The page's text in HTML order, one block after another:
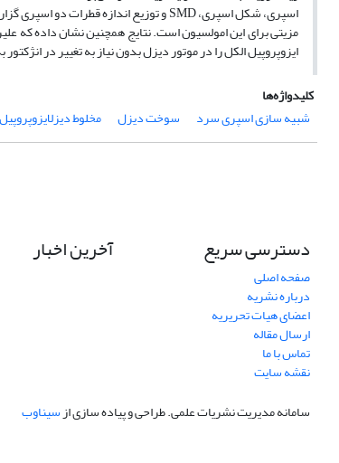
مزیتی برای این امولسیون است. نتایج همچنین نشان داده که
ایزوپروپیل الکل را در موتور دیزل بدون نیاز به تغییر در
کلیدواژه‌ها
شبیه ­سازی اسپری سرد
سوخت دیزل مخلوط
دسترسی سریع
صفحه اصلی
درباره نشریه
اعضای هیات تحریریه
ارسال مقاله
تماس با ما
نقشه سایت
آخرین اخبار
سامانه مدیریت نشریات علمی.طراحی و پیاده سازی ازسیناوب